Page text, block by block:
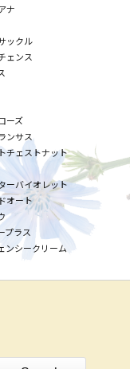
ナ
ックル
ェンス
ーズ
ンサス
チェストナット
ーバイオレット
オート
プラス
ンシークリーム